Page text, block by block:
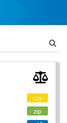
csv
zip